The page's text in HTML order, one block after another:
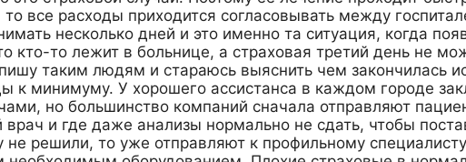
все расходы приходится согласовывать между
несколько дней и это именно та ситуация, когда
кто-то лежит в больнице, а страховая третий день не
таким людям и стараюсь выяснить чем закончилась
к минимуму. У хорошего ассистанса в каждом городе
но большинство компаний сначала отправляют
и где даже анализы нормально не сдать, чтобы
решили, то уже отправляют к профильному